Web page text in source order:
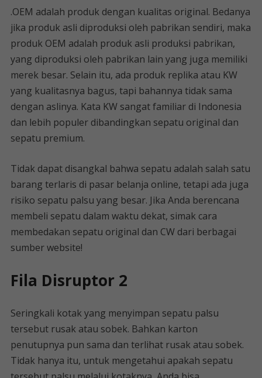
.OEM adalah produk dengan kualitas original. Bedanya
jika produk asli diproduksi oleh pabrikan sendiri, maka
produk OEM adalah produk asli produksi pabrikan,
yang diproduksi oleh pabrikan lain yang juga memiliki
merek besar. Selain itu, ada produk replika atau KW
yang kualitasnya bagus, tapi bahannya tidak sama
dengan aslinya. Kata KW sangat familiar di Indonesia
dan lebih populer dibandingkan sepatu original dan
sepatu premium.
Tidak dapat disangkal bahwa sepatu adalah salah satu
barang terlaris di pasar belanja online, tetapi ada juga
risiko sepatu palsu yang besar. Jika Anda berencana
membeli sepatu dalam waktu dekat, simak cara
membedakan sepatu original dan CW dari berbagai
sumber website!
Fila Disruptor 2
Seringkali kotak yang menyimpan sepatu palsu
tersebut rusak atau sobek. Bahkan karton
penutupnya pun sama dan terlihat rusak atau sobek.
Tidak hanya itu, untuk mengetahui apakah sepatu